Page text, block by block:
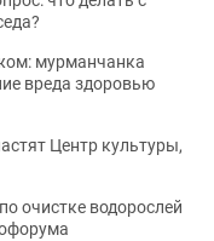
мурманчанка
вреда здоровью
Центр культуры,
очистке водорослей